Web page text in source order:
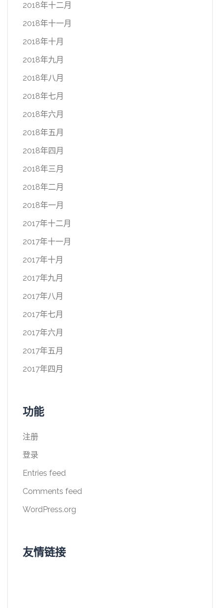
2018年十二月
2018年十一月
2018年十月
2018年九月
2018年八月
2018年七月
2018年六月
2018年五月
2018年四月
2018年三月
2018年二月
2018年一月
2017年十二月
2017年十一月
2017年十月
2017年九月
2017年八月
2017年七月
2017年六月
2017年五月
2017年四月
功能
注册
登录
Entries feed
Comments feed
WordPress.org
友情链接